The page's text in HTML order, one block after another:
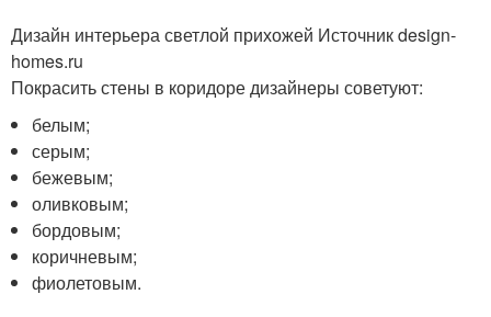
Дизайн интерьера светлой прихожей Источник design-
homes.ru
Покрасить стены в коридоре дизайнеры советуют:
белым;
серым;
бежевым;
оливковым;
бордовым;
коричневым;
фиолетовым.